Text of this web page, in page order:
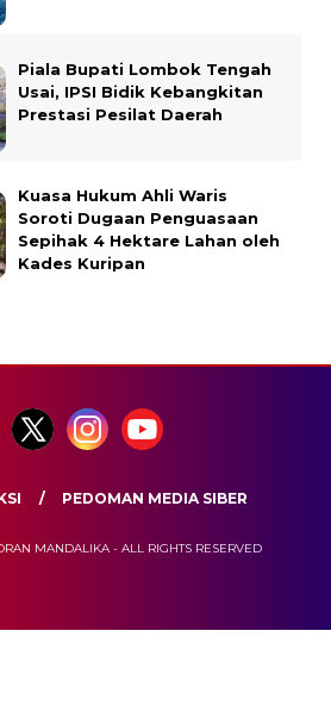
Piala Bupati Lombok Tengah
Usai, IPSI Bidik Kebangkitan
Prestasi Pesilat Daerah
Kuasa Hukum Ahli Waris
Soroti Dugaan Penguasaan
Sepihak 4 Hektare Lahan oleh
Kades Kuripan
PEDOMAN MEDIA SIBER
MANDALIKA - ALL RIGHTS RESERVED